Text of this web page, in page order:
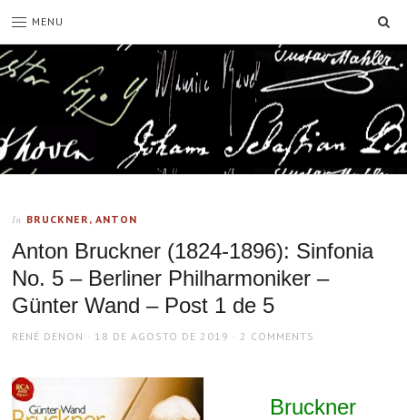
MENU
In BRUCKNER, ANTON
Anton Bruckner (1824-1896): Sinfonia
No. 5 – Berliner Philharmoniker –
Günter Wand – Post 1 de 5
AUTHOR
RENÉ DENON
POSTED
18 DE AGOSTO DE 2019 2 COMMENTS
Bruckner